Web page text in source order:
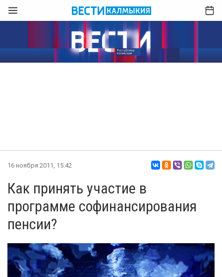
16 ноября 2011, 15:42
Как принять участие в
программе софинансирования
пенсии?